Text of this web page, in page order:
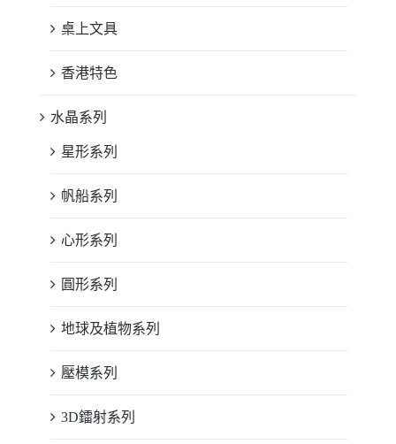
桌上文具
香港特色
水晶系列
星形系列
帆船系列
心形系列
圓形系列
地球及植物系列
壓模系列
3D鐳射系列